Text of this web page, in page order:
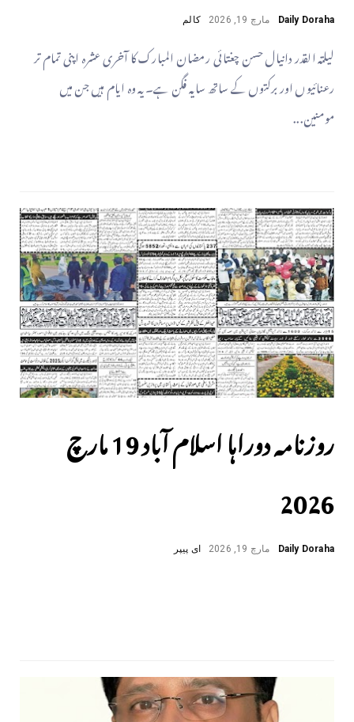
Daily Doraha مارچ 19, 2026 کالم
لیلتہ القدر دانیال حسن چغتائی رمضان المبارک کا آخری عشرہ اپنی تمام تر
رعنائیوں اور برکتوں کے ساتھ سایہ فگن ہے۔ یہ وہ ایام ہیں جن میں
مومنین...
روزنامہ دوراہا اسلام آباد 19 مارچ
2026
Daily Doraha مارچ 19, 2026 ای پیپر